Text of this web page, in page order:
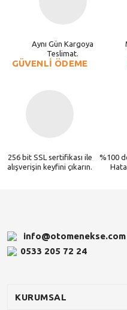
Aynı Gün Kargoya
Teslimat.
GÜVENLİ ÖDEME
256 bit SSL sertifikası ile
alışverişin keyfini çıkarın.
%100
info@otomenekse.com
0533 205 72 24
KURUMSAL